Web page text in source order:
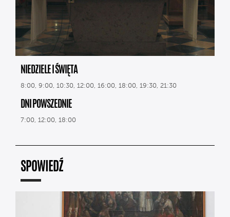
NIEDZIELE I ŚWIĘTA
8:00, 9:00, 10:30, 12:00, 16:00, 18:00, 19:30, 21:30
DNI POWSZEDNIE
7:00, 12:00, 18:00
SPOWIEDŹ